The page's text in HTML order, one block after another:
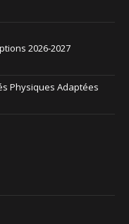
2026-2027
Physiques Adaptées